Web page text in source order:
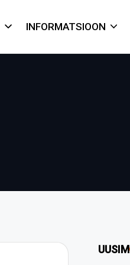
INFORMATSIOON
UUSIM